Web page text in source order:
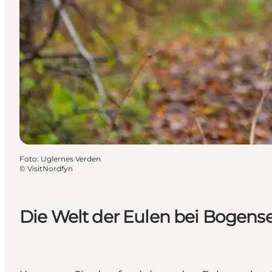
Die Welt der Eulen bei
Foto: Uglernes Verden
© VisitNordfyn